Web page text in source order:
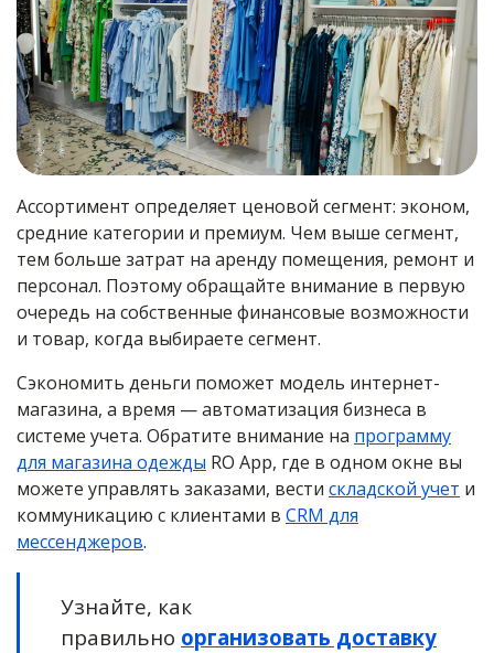
Ассортимент определяет ценовой сегмент: эконом,
средние категории и премиум. Чем выше сегмент,
тем больше затрат на аренду помещения, ремонт и
персонал. Поэтому обращайте внимание в первую
очередь на собственные финансовые возможности
и товар, когда выбираете сегмент.
Сэкономить деньги поможет модель интернет-
магазина, а время — автоматизация бизнеса в
системе учета. Обратите внимание на программу
для магазина одежды RO App, где в одном окне вы
можете управлять заказами, вести складской учет и
коммуникацию с клиентами в CRM для
мессенджеров.
Узнайте, как
правильно организовать доставку